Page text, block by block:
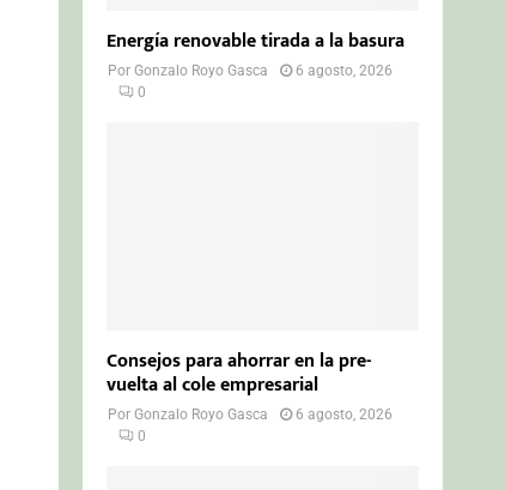
Energía renovable tirada a la basura
PorGonzalo Royo Gasca
6 agosto, 2026
0
Consejos para ahorrar en la pre-
vuelta al cole empresarial
PorGonzalo Royo Gasca
6 agosto, 2026
0